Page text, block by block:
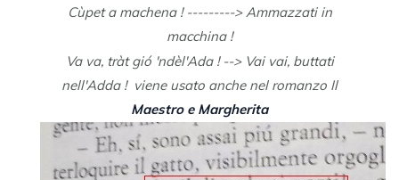
Cùpet a machena ! ---------> Ammazzati in
macchina !
Va va, tràt gió 'ndèl'Ada ! --> Vai vai, buttati
nell'Adda ! viene usato anche nel romanzo Il
Maestro e Margherita